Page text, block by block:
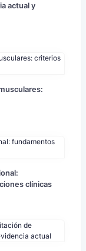
actual y
clínicas